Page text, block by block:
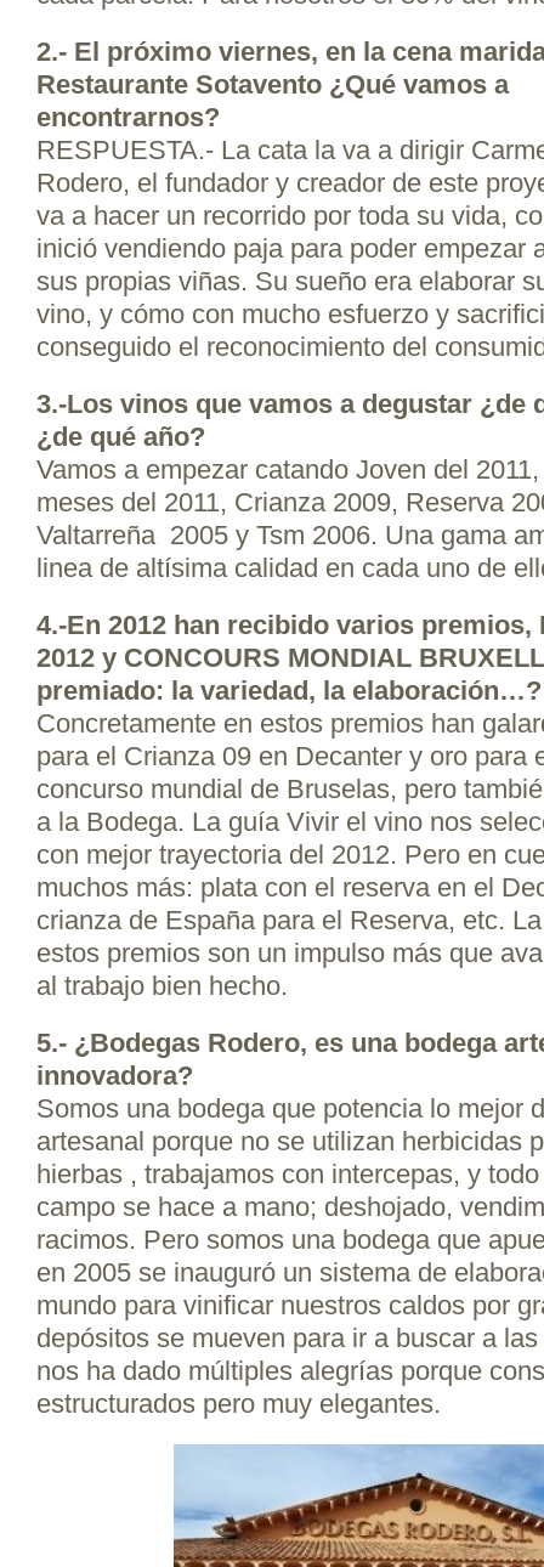
2.- El próximo viernes, en la cena
Restaurante Sotavento ¿Qué vamos a
encontrarnos?
RESPUESTA.- La cata la va a dirigir
Rodero, el fundador y creador de este
va a hacer un recorrido por toda su vida,
inició vendiendo paja para poder empezar
sus propias viñas. Su sueño era elaborar
vino, y cómo con mucho esfuerzo y
conseguido el reconocimiento del
3.-Los vinos que vamos a degustar ¿de
¿de qué año?
Vamos a empezar catando Joven del
meses del 2011, Crianza 2009, Reserva
Valtarreña 2005 y Tsm 2006. Una gama
linea de altísima calidad en cada uno de
4.-En 2012 han recibido varios premios,
2012 y CONCOURS MONDIAL
premiado: la variedad, la elaboración…?
Concretamente en estos premios han
para el Crianza 09 en Decanter y oro para
concurso mundial de Bruselas, pero
a la Bodega. La guía Vivir el vino nos
con mejor trayectoria del 2012. Pero en
muchos más: plata con el reserva en el
crianza de España para el Reserva, etc.
estos premios son un impulso más que
al trabajo bien hecho.
5.- ¿Bodegas Rodero, es una bodega
innovadora?
Somos una bodega que potencia lo mejor
artesanal porque no se utilizan herbicidas
hierbas , trabajamos con intercepas, y
campo se hace a mano; deshojado,
racimos. Pero somos una bodega que
en 2005 se inauguró un sistema de
mundo para vinificar nuestros caldos por
depósitos se mueven para ir a buscar a
nos ha dado múltiples alegrías porque
estructurados pero muy elegantes.